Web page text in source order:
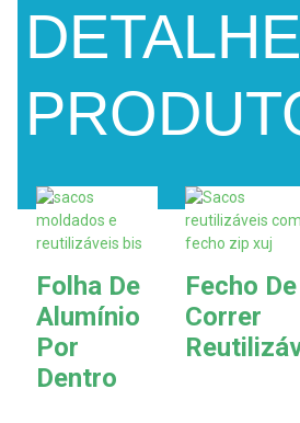
Folha De
Alumínio
Por
Dentro
Fecho De
Correr